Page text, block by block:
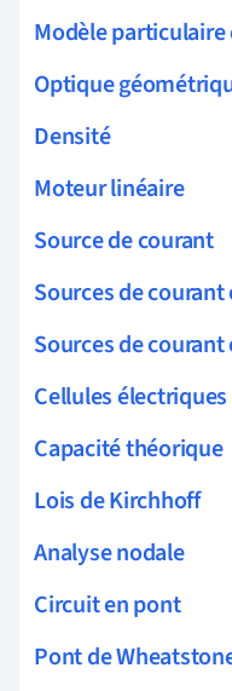
Modèle
Optique
Densité
Moteur linéaire
Source de courant
Sources de courant
Sources de
Cellules électriques
Capacité théorique
Lois de Kirchhoff
Analyse nodale
Circuit en pont
Pont de